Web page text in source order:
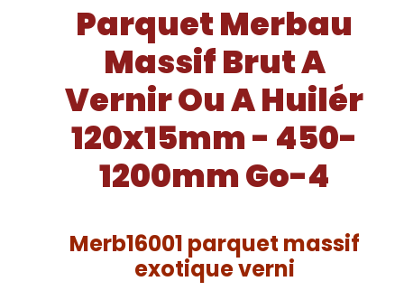
Parquet Merbau
Massif Brut A
Vernir Ou A Huilér
120x15mm - 450-
1200mm Go-4
Merb16001 parquet massif
exotique verni